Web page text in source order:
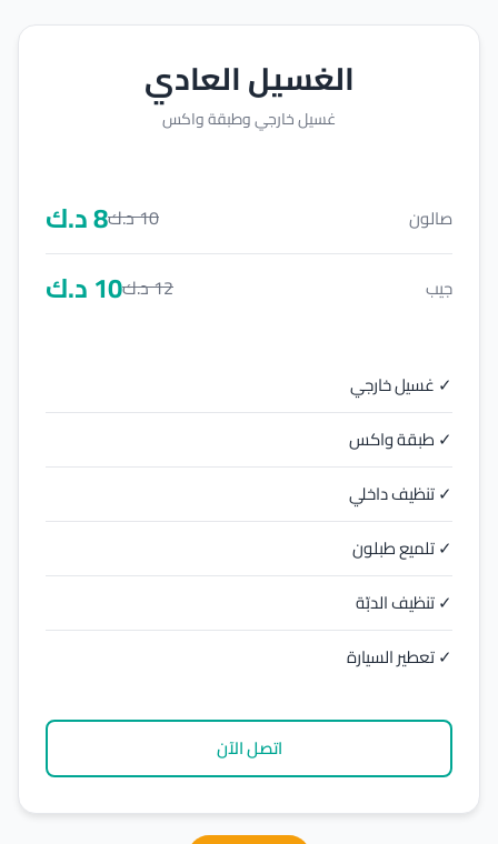
الغسيل العادي
غسيل خارجي وطبقة واكس
صالون 10د.ك8د.ك
جيب 12د.ك10د.ك
✓ غسيل خارجي
✓ طبقة واكس
✓ تنظيف داخلي
✓ تلميع طبلون
✓ تنظيف الدبّة
✓ تعطير السيارة
اتصل الآن